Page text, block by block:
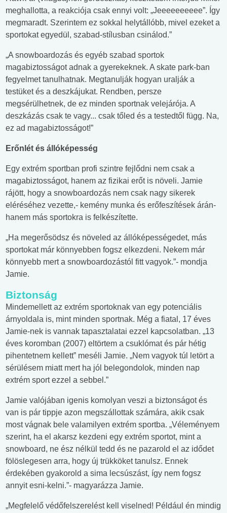
meghallotta, a reakciója csak ennyi volt: „Jeeeeeeeeee”. Így
megmaradt. Szerintem ez sokkal helytállóbb, mivel ezeket a
sportokat egyedül, szabad-stílusban csinálod.”
„A snowboardozás és egyéb szabad sportok
magabiztosságot adnak a gyerekeknek. A skate park-ban
fegyelmet tanulhatnak. Megtanulják hogyan uralják a
testüket és a deszkájukat. Rendben, persze
megsérülhetnek, de ez minden sportnak velejárója. A
deszkázás csak te vagy... csak tőled és a testedtől függ. Na,
ez ad magabiztosságot!”
Erőnlét és állóképesség
Egy extrém sportban profi szintre fejlődni nem csak a
magabiztosságot, hanem az fizikai erőt is növeli. Jamie
rájött, hogy a snowboardozás nem csak nagy sikerek
eléréséhez vezette,- kemény munka és erőfeszítések árán-
hanem más sportokra is felkészítette.
„Ha megerősödsz és növeled az állóképességedet, más
sportokat már könnyebben fogsz elkezdeni. Nekem már
könnyebb mert a snowboardozástól fitt vagyok.”- mondja
Jamie.
Biztonság
Mindemellett az extrém sportoknak van egy potenciális
árnyoldala is, mint minden sportnak. Még a fiatal, 17 éves
Jamie-nek is vannak tapasztalatai ezzel kapcsolatban. „13
éves koromban (2007) eltörtem a csuklómat és pár hétig
pihentetnem kellett” meséli Jamie. „Nem vagyok túl letört a
sérülésem miatt mert ha jól belegondolok, minden nap
extrém sport ezzel a sebbel.”
Jamie valójában igenis komolyan veszi a biztonságot és
van is pár tippje azon megszállottak számára, akik csak
most vágnak bele valamilyen extrém sportba. „Véleményem
szerint, ha el akarsz kezdeni egy extrém sportot, mint a
snowboard, ne ész nélkül tedd és ne pazarold el az idődet
fölöslegesen arra, hogy új trükköket tanulsz. Ennek
érdekében gyakorold a sima lecsúszást, így nem fogsz
annyit esni-kelni.”- magyarázza Jamie.
„Megfelelő védőfelszerelést kell viselned! Például én mindig